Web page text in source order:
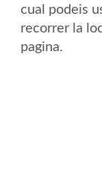
cual podeis
recorrer la
pagina.